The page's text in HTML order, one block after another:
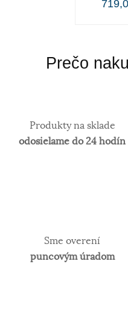
Prečo
Produkty na sklade
odosielame do 24 hodín
Sme overení
puncovým úradom